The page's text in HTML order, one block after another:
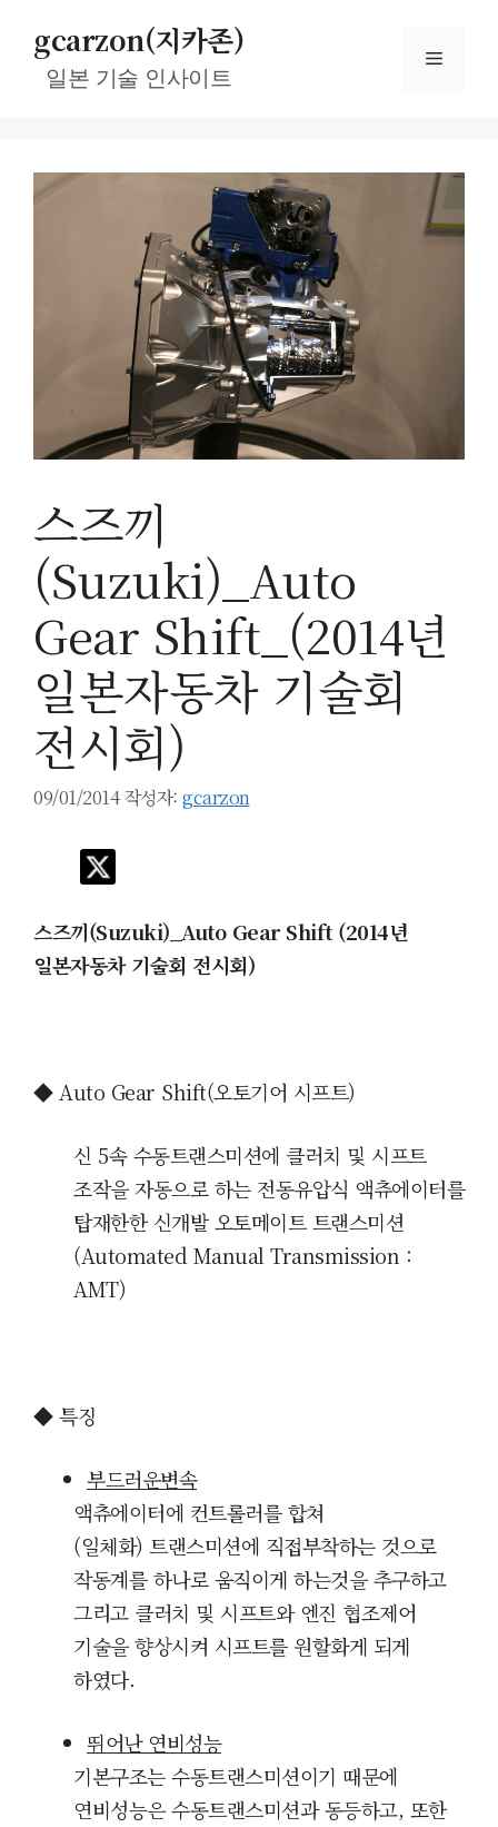
gcarzon(지카존)
일본 기술 인사이트
메
스즈끼
(Suzuki)_Auto
Gear Shift_(2014년
일본자동차 기술회
전시회)
09/01/2014 작성자: gcarzon
스즈끼(Suzuki)_Auto Gear Shift (2014년
일본자동차 기술회 전시회)
◆ Auto Gear Shift(오토기어 시프트)
신 5속 수동트랜스미션에 클러치 및 시프트
조작을 자동으로 하는 전동유압식 액츄에이터를
탑재한한 신개발 오토메이트 트랜스미션
(Automated Manual Transmission :
AMT)
◆특징
부드러운변속
액츄에이터에 컨트롤러를 합쳐
(일체화) 트랜스미션에 직접부착하는 것으로
작동계를 하나로 움직이게 하는것을 추구하고
그리고 클러치 및 시프트와 엔진 협조제어
기술을 향상시켜 시프트를 원할화게 되게
하였다.
뛰어난 연비성능
기본구조는수동트랜스미션이기 때문에
연비성능은수동트랜스미션과 동등하고, 또한